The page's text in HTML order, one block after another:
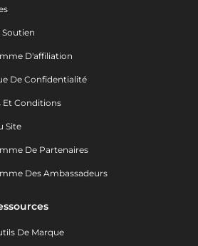
Soutien
D'affiliation
De Confidentialité
Et Conditions
Site
De Partenaires
Des Ambassadeurs
De Marque